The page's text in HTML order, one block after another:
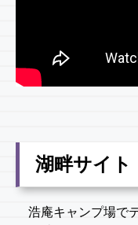
湖畔サイト
浩庵キャンプ場で